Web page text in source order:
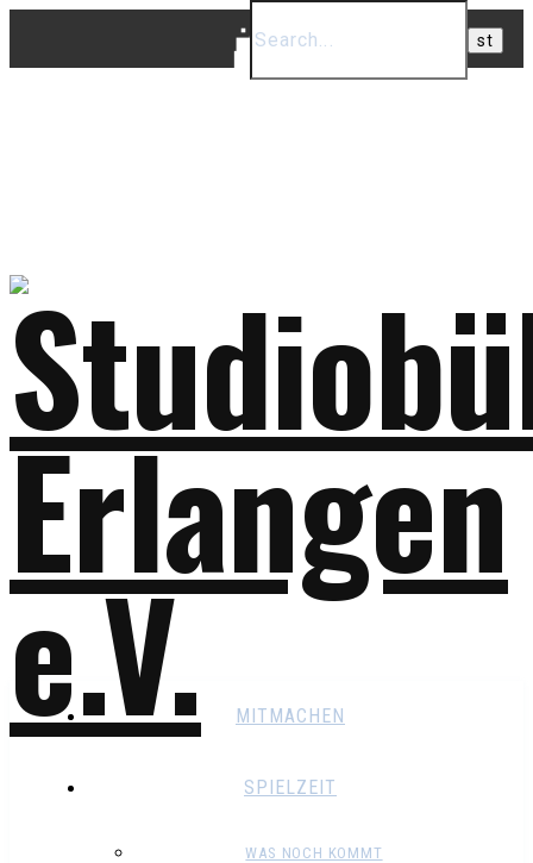
MITMACHEN
SPIELZEIT
WAS NOCH KOMMT